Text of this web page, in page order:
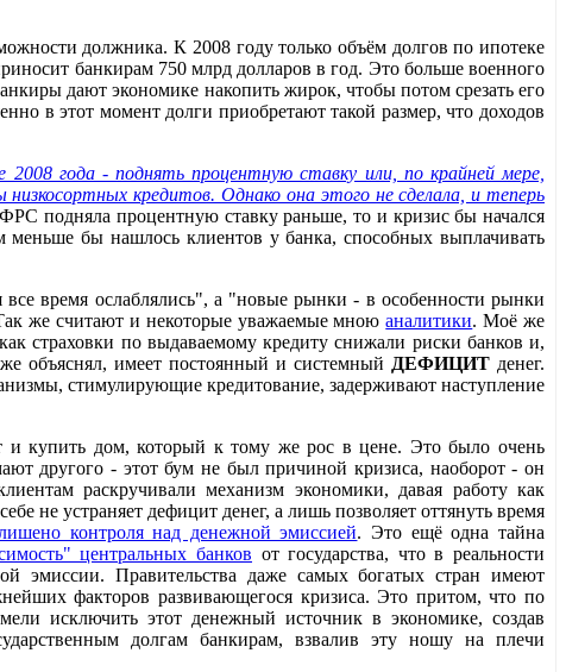
должника. К 2008 году только объём долгов по ипотеке
банкирам 750 млрд долларов в год. Это больше военного
дают экономике накопить жирок, чтобы потом срезать его
в этот момент долги приобретают такой размер, что доходов
года - поднять процентную ставку или, по крайней мере,
кредитов. Однако она этого не сделала, и теперь
подняла процентную ставку раньше, то и кризис бы начался
бы нашлось клиентов у банка, способных выплачивать
время ослаблялись", а "новые рынки - в особенности рынки
же считают и некоторые уважаемые мноюаналитики. Моё же
страховки по выдаваемому кредиту снижали риски банков и,
объяснял, имеет постоянный и системный ДЕФИЦИТденег.
стимулирующие кредитование, задерживают наступление
и купить дом, который к тому же рос в цене. Это было очень
другого - этот бум не был причиной кризиса, наоборот - он
раскручивали механизм экономики, давая работу как
не устраняет дефицит денег, а лишь позволяет оттянуть время
контроля над денежной эмиссией. Это ещё одна тайна
центральных банков от государства, что в реальности
эмиссии. Правительства даже самых богатых стран имеют
факторов развивающегося кризиса. Это притом, что по
исключить этот денежный источник в экономике, создав
долгам банкирам, взвалив эту ношу на плечи